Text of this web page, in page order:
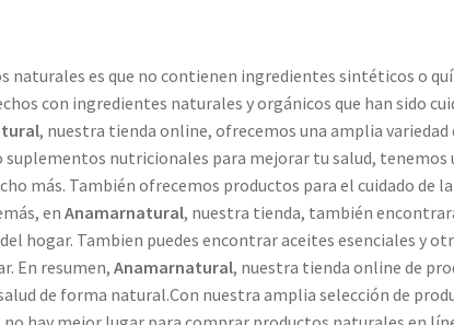
naturales es que no contienen ingredientes sintéticos o
con ingredientes naturales y orgánicos que han sido
, nuestra tienda online, ofrecemos una amplia
suplementos nutricionales para mejorar tu salud, tenemos
más. También ofrecemos productos para el cuidado de
enAnamarnatural, nuestra tienda, también
hogar. Tambien puedes encontrar aceites esenciales y
En resumen, Anamarnatural, nuestra tienda online de
de forma natural.Con nuestra amplia selección de